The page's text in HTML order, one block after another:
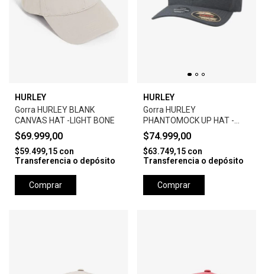
HURLEY
Gorra HURLEY BLANK
CANVAS HAT -LIGHT BONE
$69.999,00
$59.499,15 con
Transferencia o depósito
Comprar
HURLEY
Gorra HURLEY
PHANTOMOCK UP HAT -
BLACK
$74.999,00
$63.749,15 con
Transferencia o depósito
Comprar